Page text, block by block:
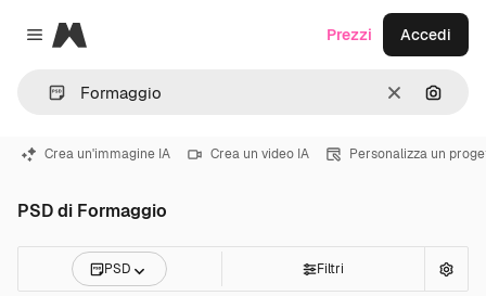
Close menu
Magnific
CancellaCerca
Prezzi Accedi
Crea un'immagine IA Crea un video IA Personalizza un
PSD di Formaggio
PSD Filtri